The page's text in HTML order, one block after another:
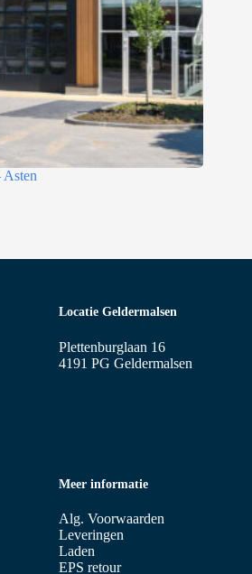
Meer informatie
Alg. Voorwaarden
Leveringen
Laden
EPS retour
Locatie Geldermalsen
Plettenburglaan 16
4191 PG Geldermalsen